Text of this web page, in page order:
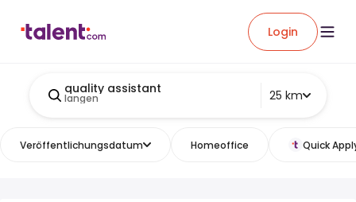
Login
quality assistant
langen 25 km
Veröffentlichungsdatum Homeoffice Quick